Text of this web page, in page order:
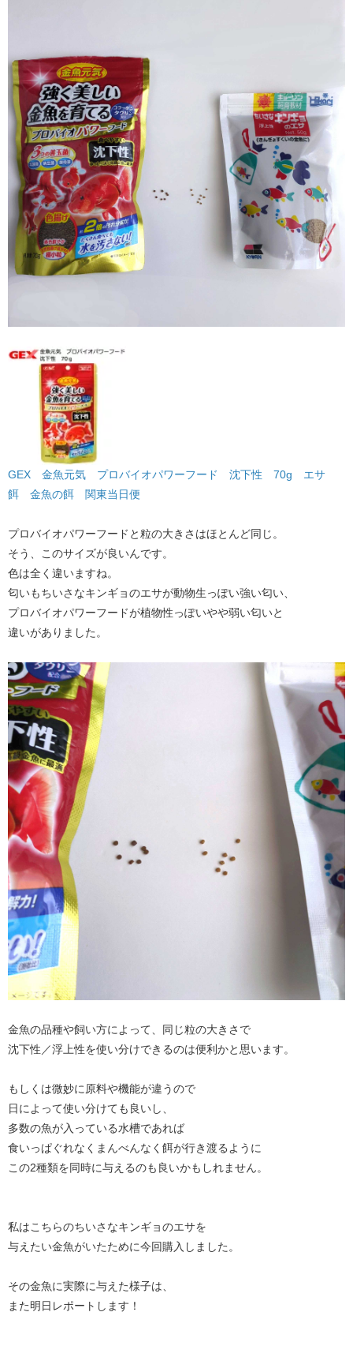
GEX 金魚元気 プロバイオパワーフード 沈下性 70g エサ
餌 金魚の餌 関東当日便
プロバイオパワーフードと粒の大きさはほとんど同じ。
そう、このサイズが良いんです。
色は全く違いますね。
匂いもちいさなキンギョのエサが動物生っぽい強い匂い、
プロバイオパワーフードが植物性っぽいやや弱い匂いと
違いがありました。
金魚の品種や飼い方によって、同じ粒の大きさで
沈下性／浮上性を使い分けできるのは便利かと思います。
もしくは微妙に原料や機能が違うので
日によって使い分けても良いし、
多数の魚が入っている水槽であれば
食いっぱぐれなくまんべんなく餌が行き渡るように
この2種類を同時に与えるのも良いかもしれません。
私はこちらのちいさなキンギョのエサを
与えたい金魚がいたために今回購入しました。
その金魚に実際に与えた様子は、
また明日レポートします！